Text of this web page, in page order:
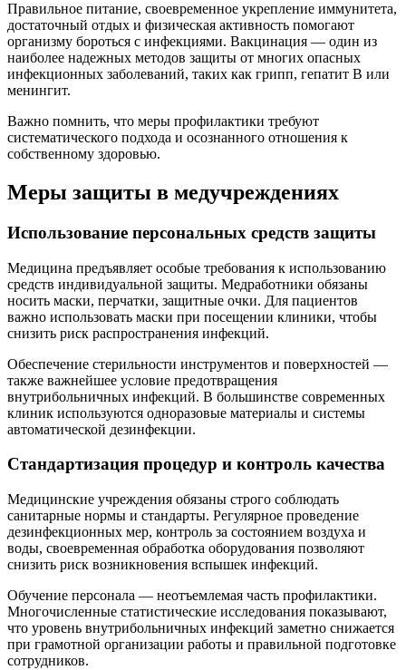
Правильное питание, своевременное укрепление иммунитета,
достаточный отдых и физическая активность помогают
организму бороться с инфекциями. Вакцинация — один из
наиболее надежных методов защиты от многих опасных
инфекционных заболеваний, таких как грипп, гепатит B или
менингит.
Важно помнить, что меры профилактики требуют
систематического подхода и осознанного отношения к
собственному здоровью.
Меры защиты в медучреждениях
Использование персональных средств защиты
Медицина предъявляет особые требования к использованию
средств индивидуальной защиты. Медработники обязаны
носить маски, перчатки, защитные очки. Для пациентов
важно использовать маски при посещении клиники, чтобы
снизить риск распространения инфекций.
Обеспечение стерильности инструментов и поверхностей —
также важнейшее условие предотвращения
внутрибольничных инфекций. В большинстве современных
клиник используются одноразовые материалы и системы
автоматической дезинфекции.
Стандартизация процедур и контроль качества
Медицинские учреждения обязаны строго соблюдать
санитарные нормы и стандарты. Регулярное проведение
дезинфекционных мер, контроль за состоянием воздуха и
воды, своевременная обработка оборудования позволяют
снизить риск возникновения вспышек инфекций.
Обучение персонала — неотъемлемая часть профилактики.
Многочисленные статистические исследования показывают,
что уровень внутрибольничных инфекций заметно снижается
при грамотной организации работы и правильной подготовке
сотрудников.